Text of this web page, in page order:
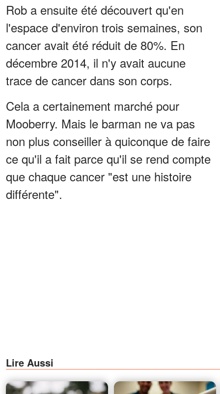
Rob a ensuite été découvert qu'en
l'espace d'environ trois semaines, son
cancer avait été réduit de 80%. En
décembre 2014, il n'y avait aucune
trace de cancer dans son corps.
Cela a certainement marché pour
Mooberry. Mais le barman ne va pas
non plus conseiller à quiconque de faire
ce qu'il a fait parce qu'il se rend compte
que chaque cancer "est une histoire
différente".
Lire Aussi